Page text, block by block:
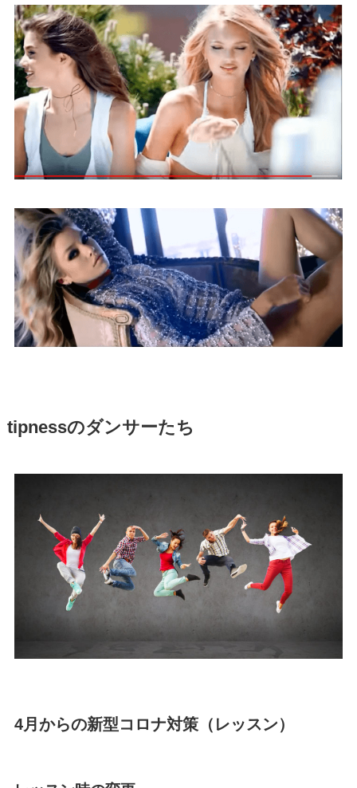
tipnessのダンサーたち
4月からの新型コロナ対策（レッスン）